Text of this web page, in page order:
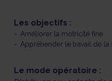
Les objectifs :
Améliorer la motricité fine
Appréhender le travail de la
Le mode opératoire :